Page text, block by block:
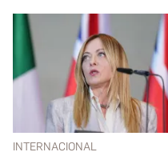
INTERNACIONAL